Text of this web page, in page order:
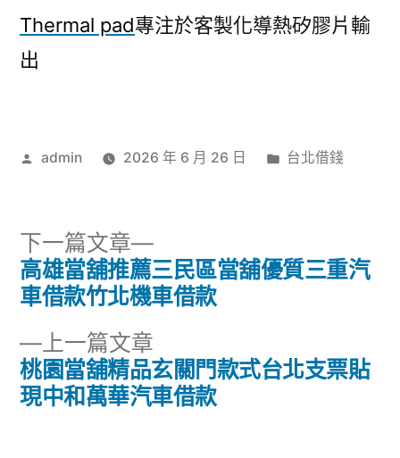
Thermal pad專注於客製化導熱矽膠片輸
出
作
admin 2026 年 6 月 26 日
分
台北借錢
文
導
覽
上一篇文章
一
篇
桃園當舖精品玄關門款式台北支票貼
現中和萬華汽車借款
下一篇文章
下
一
篇
高雄當舖推薦三民區當舖優質三重汽
車借款竹北機車借款